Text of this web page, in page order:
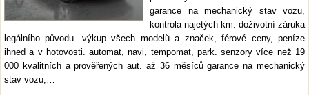
garance na mechanický stav vozu,
kontrola najetých km. doživotní záruka
legálního původu. výkup všech modelů a značek, férové ceny, peníze
ihned a v hotovosti. automat, navi, tempomat, park. senzory více než 19
000 kvalitních a prověřených aut. až 36 měsíců garance na mechanický
stav vozu,…